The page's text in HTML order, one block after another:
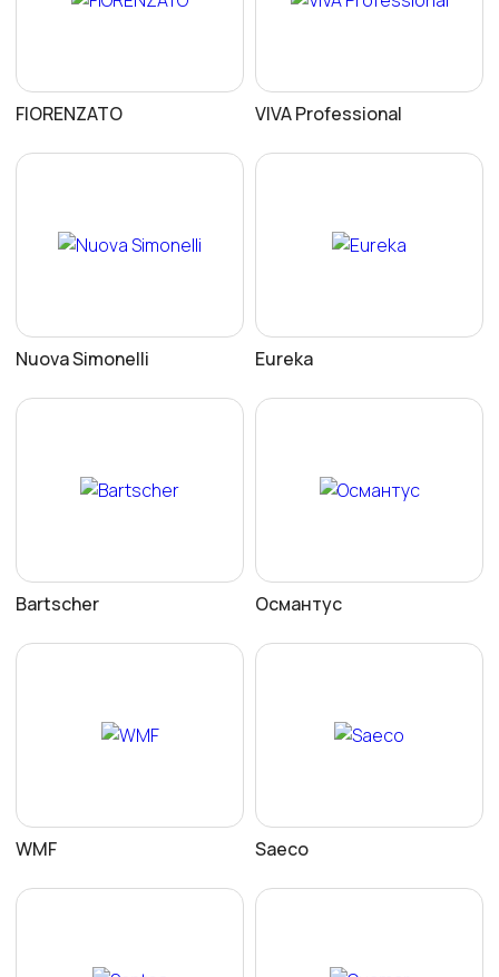
FIORENZATO VIVA Professional
Nuova Simonelli Eureka
Bartscher Османтус
WMF Saeco